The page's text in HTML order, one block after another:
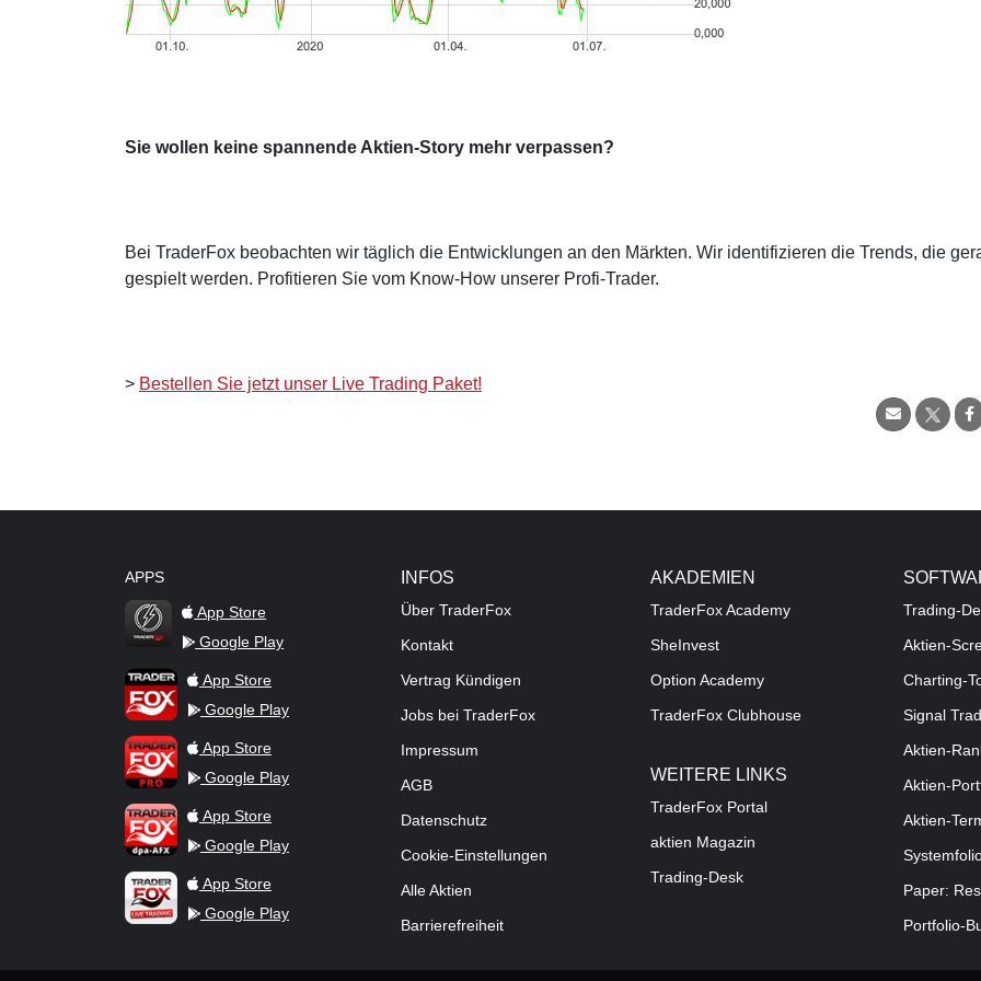
Sie wollen keine spannende Aktien-Story mehr verpassen?
Bei TraderFox beobachten wir täglich die Entwicklungen an den Märkten. Wir identifizieren die Trends, die
gespielt werden. Profitieren Sie vom Know-How unserer Profi-Trader.
> Bestellen Sie jetzt unser Live Trading Paket!
APPS
TraderFox Flash
App Store
Google Play
TraderFox AppApp Store
Google Play
TraderFox ProApp Store
Google Play
TraderFox dpa-AFX ProFeed
App Store
Google Play
TraderFox Live Trading
App Store
Google Play
INFOS
Über TraderFox
Kontakt
Vertrag Kündigen
Jobs bei TraderFox
Impressum
AGB
Datenschutz
Cookie-Einstellungen
Alle Aktien
Barrierefreiheit
AKADEMIEN
TraderFox Academy
SheInvest
Option Academy
TraderFox Clubhouse
WEITERE LINKS
TraderFox Portal
aktien Magazin
Trading-Desk
Trading-
Aktien-
Charting-
Signal
Aktien-
Aktien-
Aktien-
Paper:
Portfolio-